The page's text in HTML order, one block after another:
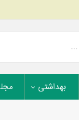
بهداشتی